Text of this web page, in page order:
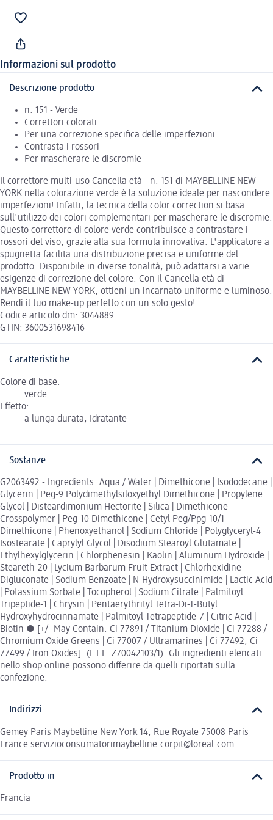
Informazioni sul prodotto
Descrizione prodotto
n. 151 - Verde
Correttori colorati
Per una correzione specifica delle imperfezioni
Contrasta i rossori
Per mascherare le discromie
Il correttore multi-uso Cancella età - n. 151 di MAYBELLINE NEW
YORK nella colorazione verde è la soluzione ideale per nascondere
imperfezioni! Infatti, la tecnica della color correction si basa
sull'utilizzo dei colori complementari per mascherare le discromie.
Questo correttore di colore verde contribuisce a contrastare i
rossori del viso, grazie alla sua formula innovativa. L'applicatore a
spugnetta facilita una distribuzione precisa e uniforme del
prodotto. Disponibile in diverse tonalità, può adattarsi a varie
esigenze di correzione del colore. Con il Cancella età di
MAYBELLINE NEW YORK, ottieni un incarnato uniforme e luminoso.
Rendi il tuo make-up perfetto con un solo gesto!
Codice articolo dm: 3044889
GTIN: 3600531698416
Caratteristiche
Colore di base:
verde
Effetto:
a lunga durata, Idratante
Sostanze
G2063492 - Ingredients: Aqua / Water | Dimethicone | Isododecane |
Glycerin | Peg-9 Polydimethylsiloxyethyl Dimethicone | Propylene
Glycol | Disteardimonium Hectorite | Silica | Dimethicone
Crosspolymer | Peg-10 Dimethicone | Cetyl Peg/Ppg-10/1
Dimethicone | Phenoxyethanol | Sodium Chloride | Polyglyceryl-4
Isostearate | Caprylyl Glycol | Disodium Stearoyl Glutamate |
Ethylhexylglycerin | Chlorphenesin | Kaolin | Aluminum Hydroxide |
Steareth-20 | Lycium Barbarum Fruit Extract | Chlorhexidine
Digluconate | Sodium Benzoate | N-Hydroxysuccinimide | Lactic Acid
| Potassium Sorbate | Tocopherol | Sodium Citrate | Palmitoyl
Tripeptide-1 | Chrysin | Pentaerythrityl Tetra-Di-T-Butyl
Hydroxyhydrocinnamate | Palmitoyl Tetrapeptide-7 | Citric Acid |
Biotin ● [+/- May Contain: Ci 77891 / Titanium Dioxide | Ci 77288 /
Chromium Oxide Greens | Ci 77007 / Ultramarines | Ci 77492, Ci
77499 / Iron Oxides]. (F.I.L. Z70042103/1). Gli ingredienti elencati
nello shop online possono differire da quelli riportati sulla
confezione.
Indirizzi
Gemey Paris Maybelline New York 14, Rue Royale 75008 Paris
France servizioconsumatorimaybelline.corpit@loreal.com
Prodotto in
Francia